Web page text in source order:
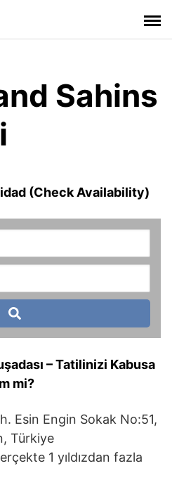
Sahins
(Check Availability)
– Tatilinizi Kabusa
mi?
Esin Engin Sokak No:51,
Türkiye
1 yıldızdan fazla